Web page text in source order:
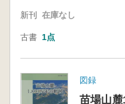
新刊 在庫なし
古書 1点
図録
苗場山